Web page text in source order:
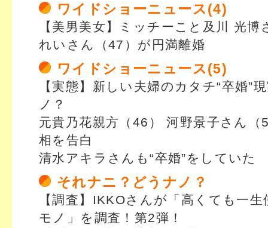
ワイドショーニュース(4)
【美男美女】ミッチーこと及川 光
れいさん（47）が円満離婚
ワイドショーニュース(5)
【実態】新しい夫婦のカタチ“卒婚”
ノ？
元貴乃花親方（46） 河野景子さん（
相を告白
清水アキラさんも“卒婚”をしていた
それナニ？どうナノ？
【調査】IKKOさんが「高くても一
モノ」を調査！第2弾！